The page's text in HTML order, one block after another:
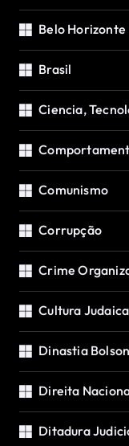
Belo Horizonte
Brasil
Ciencia,
Comunismo
Corrupção
Crime
Cultura Judaica
Dinastia
Direita
Ditadura